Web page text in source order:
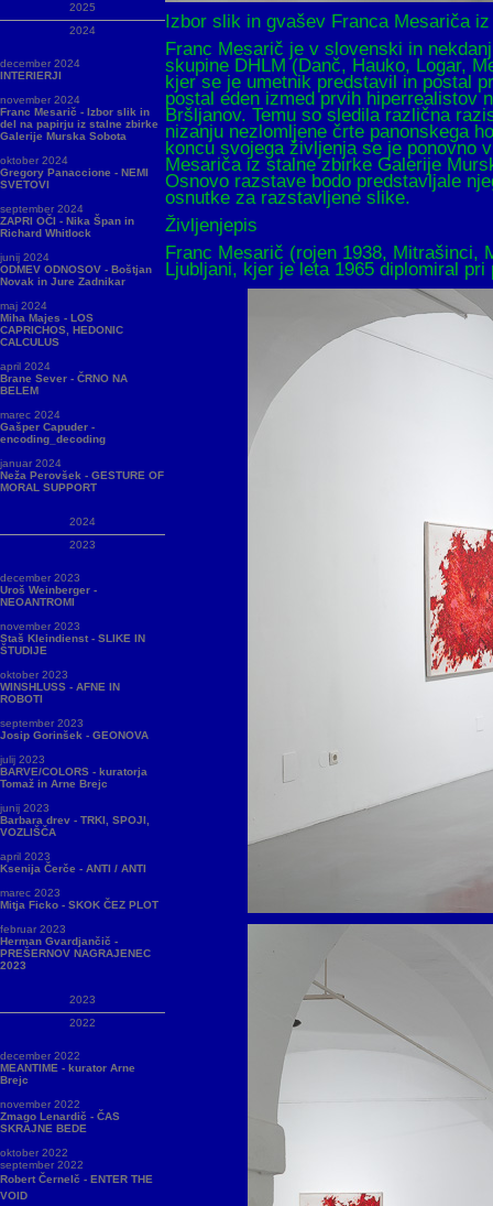
2025
2024
december 2024
INTERIERJI
november 2024
Franc Mesarič - Izbor slik in
del na papirju iz stalne zbirke
Galerije Murska Sobota
oktober 2024
Gregory Panaccione - NEMI
SVETOVI
september 2024
ZAPRI OČI - Nika Špan in
Richard Whitlock
junij 2024
ODMEV ODNOSOV - Boštjan
Novak in Jure Zadnikar
maj 2024
Miha Majes - LOS
CAPRICHOS, HEDONIC
CALCULUS
april 2024
Brane Sever - ČRNO NA
BELEM
marec 2024
Gašper Capuder -
encoding_decoding
januar 2024
Neža Perovšek - GESTURE OF
MORAL SUPPORT
2024
2023
december 2023
Uroš Weinberger -
NEOANTROMI
november 2023
Staš Kleindienst - SLIKE IN
ŠTUDIJE
oktober 2023
WINSHLUSS - AFNE IN
ROBOTI
september 2023
Josip Gorinšek - GEONOVA
julij 2023
BARVE/COLORS - kuratorja
Tomaž in Arne Brejc
junij 2023
Barbara drev - TRKI, SPOJI,
VOZLIŠČA
april 2023
Ksenija Čerče - ANTI / ANTI
marec 2023
Mitja Ficko - SKOK ČEZ PLOT
februar 2023
Herman Gvardjančič -
PREŠERNOV NAGRAJENEC
2023
2023
2022
december 2022
MEANTIME - kurator Arne
Brejc
november 2022
Zmago Lenardič - ČAS
SKRAJNE BEDE
oktober 2022
september 2022
Robert Černelč - ENTER THE
VOID
Izbor slik in gvašev Franca Mesariča
Franc Mesarič je v slovenski in
skupine DHLM (Danč, Hauko, Logar,
kjer se je umetnik predstavil in postal
postal eden izmed prvih hiperrealistov
Bršljanov. Temu so sledila različna
nizanju nezlomljene črte panonskega
koncu svojega življenja se je ponovno
Mesariča iz stalne zbirke Galerije
Osnovo razstave bodo predstavljale
osnutke za razstavljene slike.
Življenjepis
Franc Mesarič (rojen 1938, Mitrašinci,
Ljubljani, kjer je leta 1965 diplomiral